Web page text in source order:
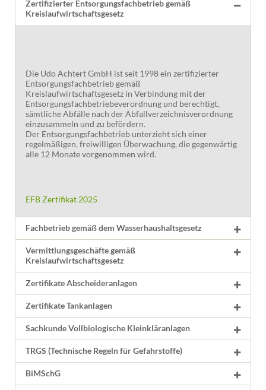
Zertifizierter Entsorgungsfachbetrieb gemäß
Kreislaufwirtschaftsgesetz
Die Udo Achtert GmbH ist seit 1998 ein zertifizierter
Entsorgungsfachbetrieb gemäß
Kreislaufwirtschaftsgesetz in Verbindung mit der
Entsorgungsfachbetriebeverordnung und berechtigt,
sämtliche Abfälle nach der Abfallverzeichnisverordnung
einzusammeln und zu befördern.
Der Entsorgungsfachbetrieb unterzieht sich einer
regelmäßigen, freiwilligen Überwachung, die gegenwärtig
alle 12 Monate vorgenommen wird.
EFB Zertifikat 2025
Fachbetrieb gemäß dem Wasserhaushaltsgesetz
Vermittlungsgeschäfte gemäß
Kreislaufwirtschaftsgesetz
Zertifikate Abscheideranlagen
Zertifikate Tankanlagen
Sachkunde Vollbiologische Kleinkläranlagen
TRGS (Technische Regeln für Gefahrstoffe)
BiMSchG